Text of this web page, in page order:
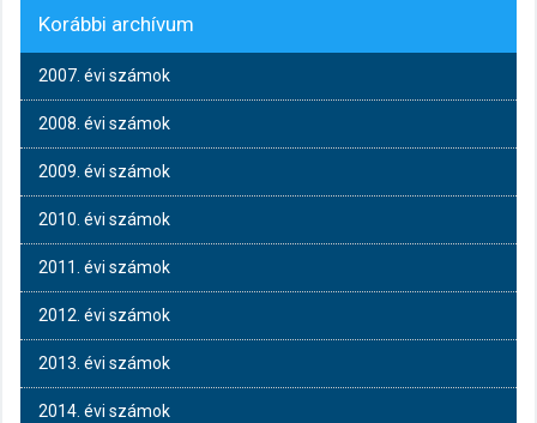
Korábbi archívum
2007. évi számok
2008. évi számok
2009. évi számok
2010. évi számok
2011. évi számok
2012. évi számok
2013. évi számok
2014. évi számok